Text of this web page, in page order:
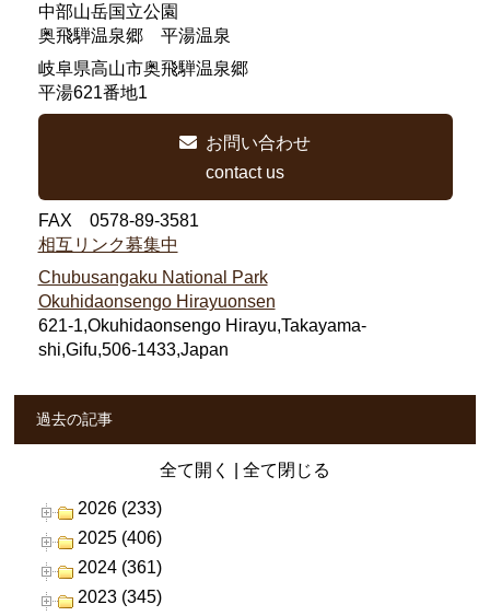
中部山岳国立公園
奥飛騨温泉郷 平湯温泉
岐阜県高山市奥飛騨温泉郷
平湯621番地1
お問い合わせ
contact us
FAX 0578-89-3581
相互リンク募集中
Chubusangaku National Park
Okuhidaonsengo Hirayuonsen
621-1,Okuhidaonsengo Hirayu,Takayama-
shi,Gifu,506-1433,Japan
過去の記事
全て開く 全て閉じる
2026 (233)
2025 (406)
2024 (361)
2023 (345)